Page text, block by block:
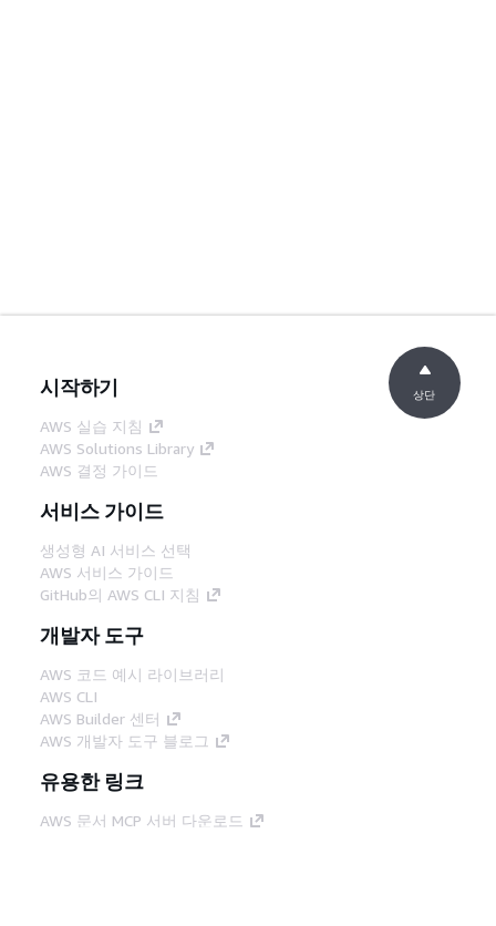
시작하기
AWS 실습 지침
AWS Solutions Library
AWS 결정 가이드
서비스 가이드
생성형 AI 서비스 선택
AWS 서비스 가이드
GitHub의 AWS CLI 지침
개발자 도구
AWS 코드 예시 라이브러리
AWS CLI
AWS Builder 센터
AWS 개발자 도구 블로그
유용한 링크
AWS 문서 MCP 서버 다운로드
상단